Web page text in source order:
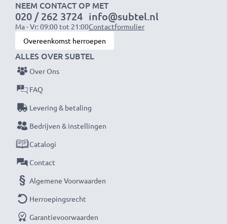
NEEM CONTACT OP MET
020 / 262 3724
Ma - Vr: 09:00 tot 21:00
info@subtel.nl
Contactformulier
Overeenkomst herroepen
ALLES OVER SUBTEL
Over Ons
FAQ
Levering & betaling
Bedrijven & instellingen
Catalogi
Contact
Algemene Voorwaarden
Herroepingsrecht
Garantievoorwaarden